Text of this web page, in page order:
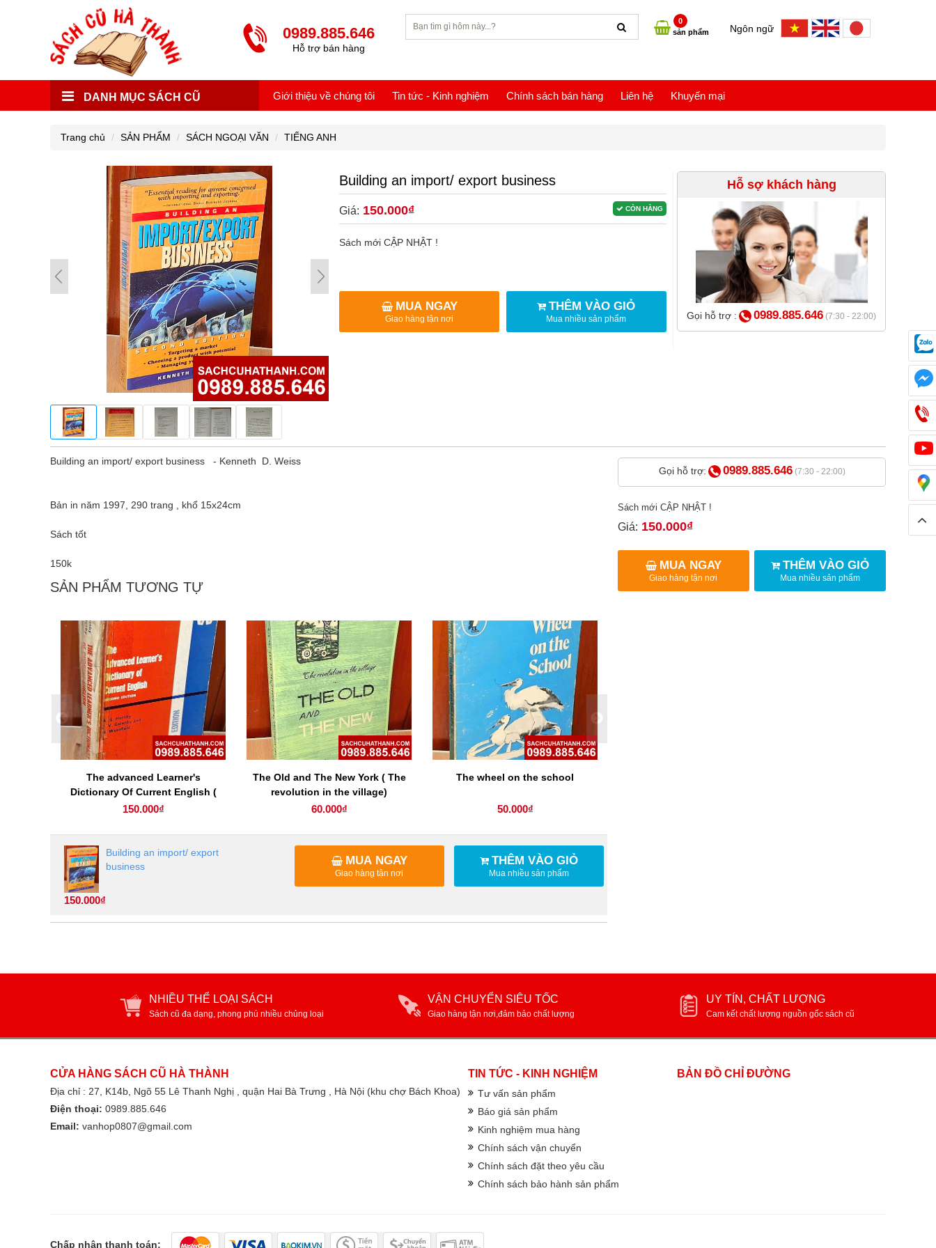
0989.885.646
Hỗ trợ bán hàng
0
sản phẩm
Ngôn ngữ
DANH MỤC SÁCH CŨ Giới thiệu về chúng tôi Tin tức - Kinh nghiệm Chính sách bán hàng Liên hệ Khuyến mại
Trang chủ SẢN PHẨM SÁCH NGOẠI VĂN TIẾNG ANH
Building an import/ export business
CÒN HÀNG
Giá: 150.000₫
Sách mới CẬP NHẬT !
MUA NGAY
Giao hàng tận nơi
THÊM VÀO GIỎ
Mua nhiều sản phẩm
Hỗ sợ khách hàng
Gọi hỗ trợ : 0989.885.646 (7:30 - 22:00)
Building an import/ export business - Kenneth D. Weiss
Bản in năm 1997, 290 trang , khổ 15x24cm
Sách tốt
150k
SẢN PHẨM TƯƠNG TỰ
The advanced Learner's
Dictionary Of Current English (
second edition )
150.000₫
The Old and The New York ( The
revolution in the village)
60.000₫
The wheel on the school
50.000₫
Building an import/ export
business
150.000₫
THÊM VÀO GIỎ
Mua nhiều sản phẩm
MUA NGAY
Giao hàng tận nơi
Gọi hỗ trợ: 0989.885.646 (7:30 - 22:00)
Sách mới CẬP NHẬT !
Giá: 150.000₫
MUA NGAY
Giao hàng tận nơi
THÊM VÀO GIỎ
Mua nhiều sản phẩm
NHIỀU THỂ LOẠI SÁCH
Sách cũ đa dạng, phong phú nhiều chủng loại
VẬN CHUYỂN SIÊU TỐC
Giao hàng tận nơi,đảm bảo chất lượng
UY TÍN, CHẤT LƯỢNG
Cam kết chất lượng nguồn gốc sách cũ
CỬA HÀNG SÁCH CŨ HÀ THÀNH
Địa chỉ : 27, K14b, Ngõ 55 Lê Thanh Nghị , quận Hai Bà Trưng , Hà Nội (khu chợ Bách Khoa)
Điện thoại: 0989.885.646
Email: vanhop0807@gmail.com
TIN TỨC - KINH NGHIỆM
Tư vấn sản phẩm
Báo giá sản phẩm
Kinh nghiệm mua hàng
Chính sách vận chuyển
Chính sách đặt theo yêu cầu
Chính sách bảo hành sản phẩm
BẢN ĐỒ CHỈ ĐƯỜNG
Chấp nhận thanh toán: